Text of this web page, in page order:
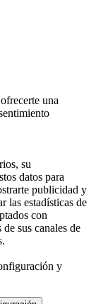
una
su
datos para
publicidad y
las estadísticas de
con
sus canales de
y